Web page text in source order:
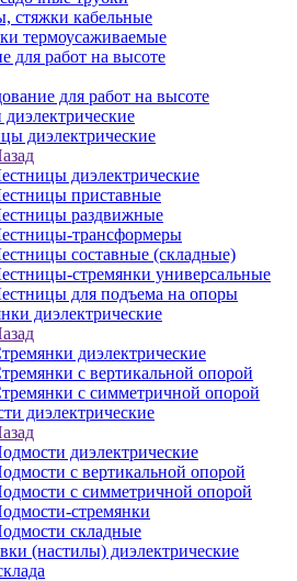
стяжки кабельные
термоусаживаемые
для работ на высоте
для работ на высоте
диэлектрические
диэлектрические
приставные
раздвижные
трансформеры
составные (складные)
стремянки универсальные
для подъема на опоры
диэлектрические
диэлектрические
с вертикальной опорой
с симметричной опорой
диэлектрические
диэлектрические
с вертикальной опорой
с симметричной опорой
стремянки
складные
(настилы) диэлектрические